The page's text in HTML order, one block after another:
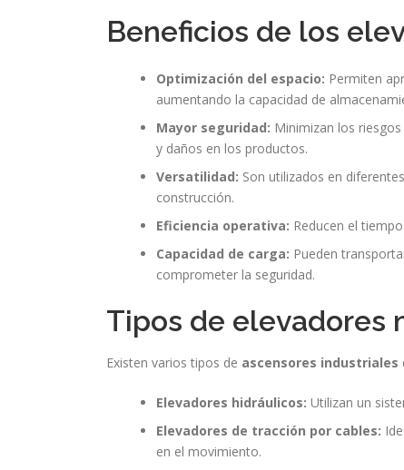
Beneficios de los
Optimización del espacio: Permiten
aumentando la capacidad de
Mayor seguridad: Minimizan los
y daños en los productos.
Versatilidad: Son utilizados en
construcción.
Eficiencia operativa: Reducen el
Capacidad de carga: Pueden
comprometer la seguridad.
Tipos de elevadores
Existen varios tipos de ascensores industriales
Elevadores hidráulicos: Utilizan un
Elevadores de tracción por cables:
en el movimiento.